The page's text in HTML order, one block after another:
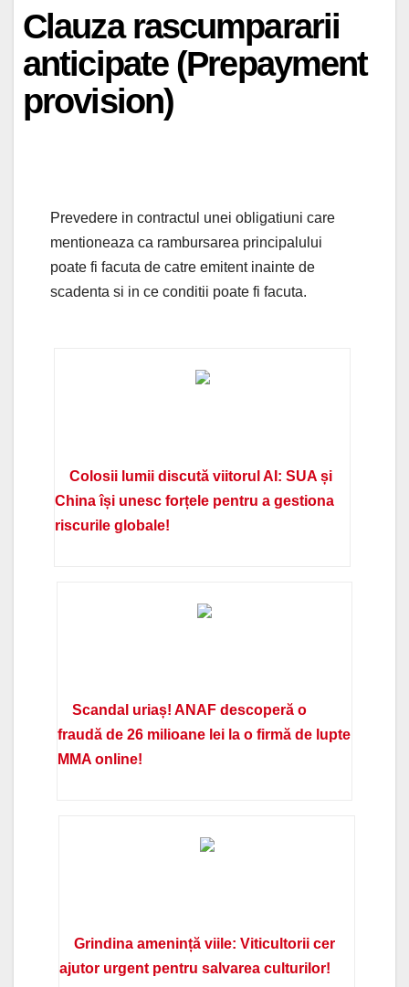
Clauza rascumpararii
anticipate (Prepayment
provision)
Prevedere in contractul unei obligatiuni care
mentioneaza ca rambursarea principalului
poate fi facuta de catre emitent inainte de
scadenta si in ce conditii poate fi facuta.
Colosii lumii discută viitorul AI: SUA și
China își unesc forțele pentru a gestiona
riscurile globale!
Scandal uriaș! ANAF descoperă o
fraudă de 26 milioane lei la o firmă de lupte
MMA online!
Grindina amenință viile: Viticultorii cer
ajutor urgent pentru salvarea culturilor!